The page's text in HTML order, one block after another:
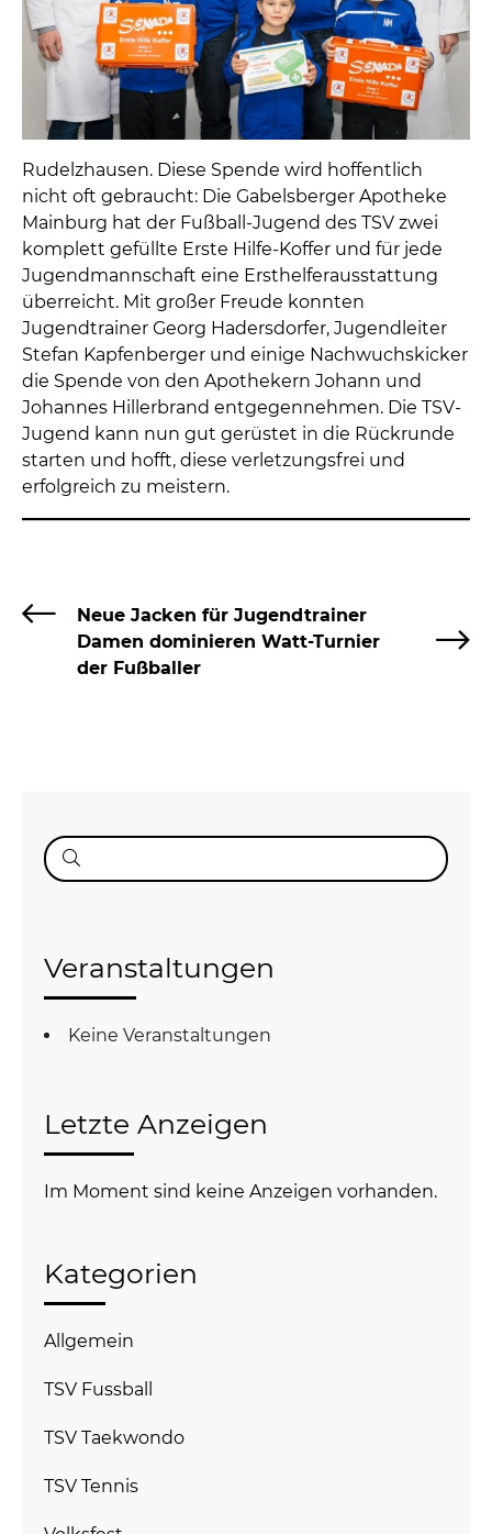
Rudelzhausen. Diese Spende wird hoffentlich
nicht oft gebraucht: Die Gabelsberger Apotheke
Mainburg hat der Fußball-Jugend des TSV zwei
komplett gefüllte Erste Hilfe-Koffer und für jede
Jugendmannschaft eine Ersthelferausstattung
überreicht. Mit großer Freude konnten
Jugendtrainer Georg Hadersdorfer, Jugendleiter
Stefan Kapfenberger und einige Nachwuchskicker
die Spende von den Apothekern Johann und
Johannes Hillerbrand entgegennehmen. Die TSV-
Jugend kann nun gut gerüstet in die Rückrunde
starten und hofft, diese verletzungsfrei und
erfolgreich zu meistern.
Neue Jacken für Jugendtrainer
Damen dominieren Watt-Turnier
der Fußballer
Suche
nach:
Veranstaltungen
Keine Veranstaltungen
Letzte Anzeigen
Im Moment sind keine Anzeigen vorhanden.
Kategorien
Allgemein
TSV Fussball
TSV Taekwondo
TSV Tennis